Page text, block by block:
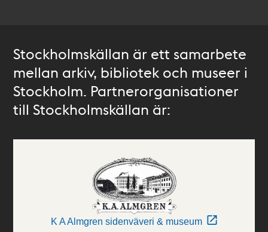
Stockholmskällan är ett samarbete
mellan arkiv, bibliotek och museer i
Stockholm. Partnerorganisationer
till Stockholmskällan är:
K A Almgren sidenväveri & museum